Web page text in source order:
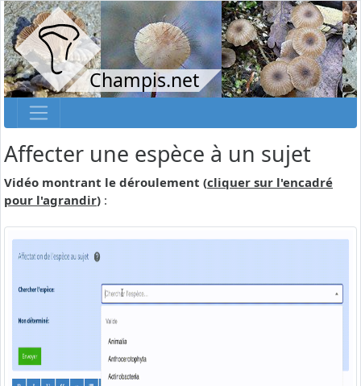
Champis.net
Affecter une espèce à un sujet
Vidéo montrant le déroulement (cliquer sur l'encadré
pour l'agrandir) :